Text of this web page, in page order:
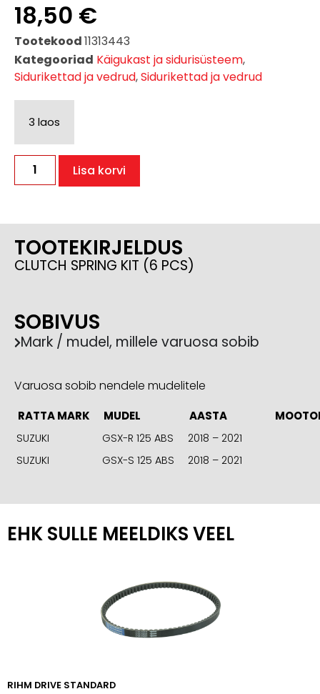
18,50 €
Tootekood11313443
Kategooriad Käigukast ja sidurisüsteem,
Sidurikettad ja vedrud,Sidurikettad ja vedrud
3 laos
Lisa korvi
TOOTEKIRJELDUS
CLUTCH SPRING KIT (6 PCS)
SOBIVUS
Mark / mudel, millele varuosa sobib
Varuosa sobib nendele mudelitele
RATTA MARK MUDEL AASTA
SUZUKI GSX-R 125 ABS
2018 – 2021
SUZUKI
GSX-S 125 ABS 2018 – 2021
EHK SULLE MEELDIKS VEEL
RIHM DRIVE STANDARD